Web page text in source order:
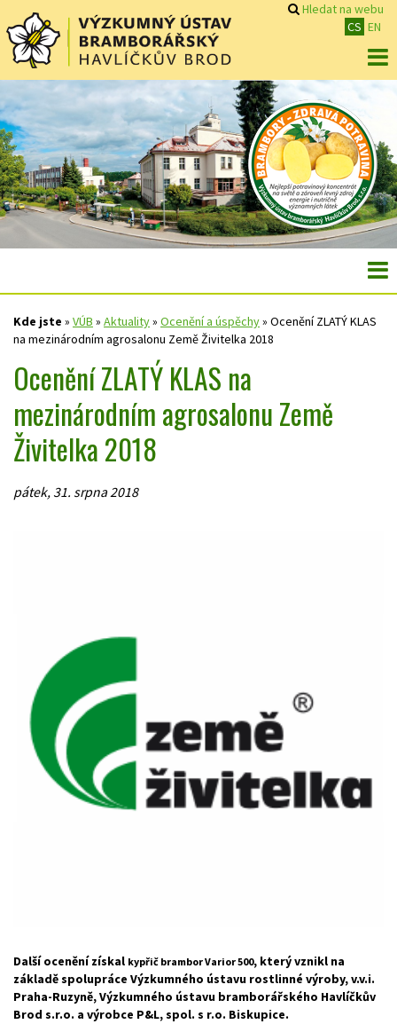
Hledat na webu
CS EN
Kde jste » VÚB » Aktuality» Ocenění a úspěchy» Ocenění ZLATÝ KLAS
na mezinárodním agrosalonu Země Živitelka 2018
Ocenění ZLATÝ KLAS na
mezinárodním agrosalonu Země
Živitelka 2018
pátek, 31. srpna 2018
Další ocenění získal kypřič brambor Varior 500, který vznikl na
základě spolupráce Výzkumného ústavu rostlinné výroby, v.v.i.
Praha-Ruzyně, Výzkumného ústavu bramborářského Havlíčkův
Brod s.r.o. a výrobce P&L, spol. s r.o. Biskupice.